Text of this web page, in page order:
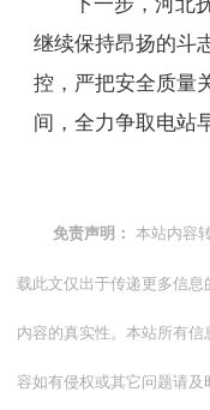
继续保持昂扬的斗
控，严把安全质量
间，全力争取电站
免责声明： 本站内容
载此文仅出于传递更多信
内容的真实性。本站所有
容如有侵权或其它问题请